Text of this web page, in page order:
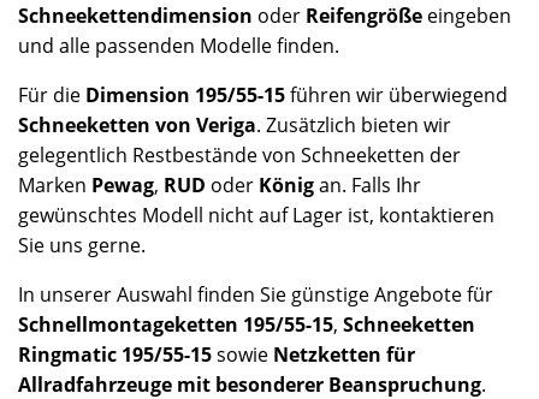
Schneekettendimension oder Reifengröße eingeben
und alle passenden Modelle finden.
Für die Dimension 195/55-15führen wir überwiegend
Schneeketten von Veriga. Zusätzlich bieten wir
gelegentlich Restbestände von Schneeketten der
Marken Pewag, RUD oder Königan. Falls Ihr
gewünschtes Modell nicht auf Lager ist, kontaktieren
Sie uns gerne.
In unserer Auswahl finden Sie günstige Angebote für
Schnellmontageketten 195/55-15, Schneeketten
Ringmatic 195/55-15sowie Netzketten für
Allradfahrzeuge mit besonderer Beanspruchung.